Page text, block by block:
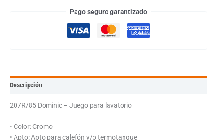
Pago seguro garantizado
Descripción
207R/85 Dominic – Juego para lavatorio
• Color: Cromo
• Apto: Apto para calefón y/o termotanque